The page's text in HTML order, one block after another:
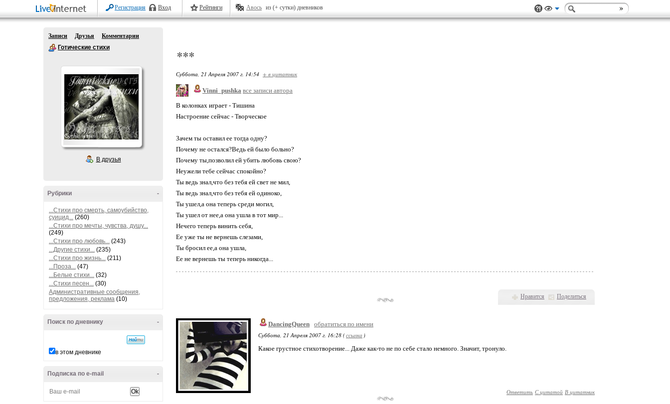
Регистрация Вход Рейтинги Авось из (+ сутки) дневников
Записи Друзья
Комментарии
Готические стихи
В друзья
-
Рубрики
...Стихи про смерть, самоубийство,
суицид... (260)
...Стихи про мечты, чувства, душу...
(249)
...Стихи про любовь... (243)
...Другие стихи... (235)
...Стихи про жизнь... (211)
...Проза... (47)
...Белые стихи... (32)
...Стихи песен... (30)
Административные сообщения,
предложения, реклама (10)
-
Поиск по дневнику
в этом дневнике
-
Подписка по e-mail
***
Суббота, 21 Апреля 2007 г. 14:54 + в цитатник
Vinni_pushka все записи автора
В колонках играет - Тишина
Настроение сейчас - Творческое
Зачем ты оставил ее тогда одну?
Почему не остался?Ведь ей было больно?
Почему ты,позволил ей убить любовь свою?
Неужели тебе сейчас спокойно?
Ты ведь знал,что без тебя ей свет не мил,
Ты ведь знал,что без тебя ей одиноко,
Ты ушел,а она теперь среди могил,
Ты ушел от нее,а она ушла в тот мир...
Нечего теперь винить себя,
Ее уже ты не вернешь слезами,
Ты бросил ее,а она ушла,
Ее не вернешь ты теперь никогда...
Нравится Поделиться
DancingQueen обратиться по имени
Суббота, 21 Апреля 2007 г. 16:28 (ссылка )
Какое грустное стихотворение... Даже как-то не по себе стало немного. Значит, тронуло.
Ответить С цитатой В цитатник